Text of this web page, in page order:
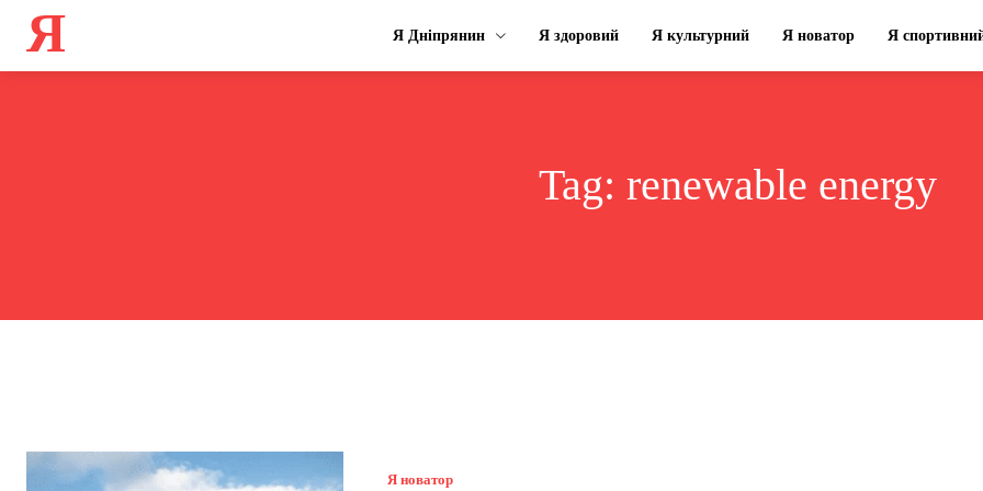
Я Я Дніпрянин Я здоровий Я культурний Я новатор Я
Tag: renewable energy
Я новатор